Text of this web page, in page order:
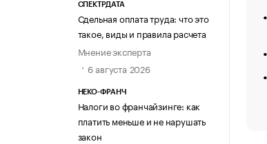
СПЕКТРДАТА
Сдельная оплата труда: что это
такое, виды и правила расчета
Мнение эксперта
6 августа 2026
НЕКО-ФРАНЧ
Налоги во франчайзинге: как
платить меньше и не нарушать
закон